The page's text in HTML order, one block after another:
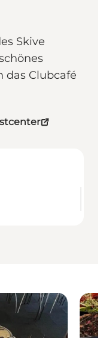
Skive
das Clubcafé